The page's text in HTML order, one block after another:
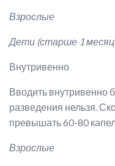
Взрослые
Дети (старше 1
Внутривенно
Вводить внутривенно
разведения нельзя.
превышать 60-80
Взрослые